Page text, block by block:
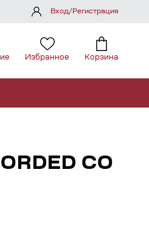
Избранное Корзина
Вход/Регистрация
СО